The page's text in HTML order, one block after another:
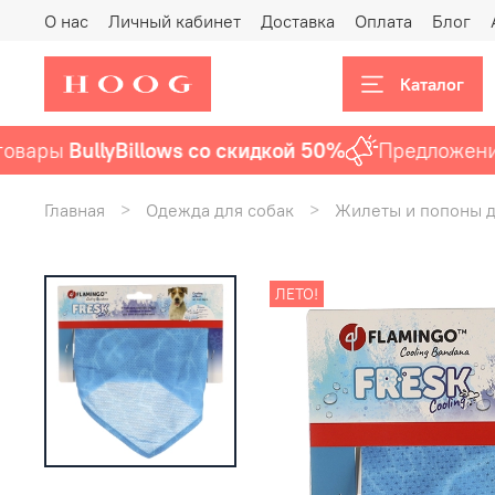
О нас Личный кабинет Доставка Оплата Блог
Каталог
BullyBillows со скидкой 50% Предложение
Главная Одежда для собак Жилеты и попоны
ЛЕТО!